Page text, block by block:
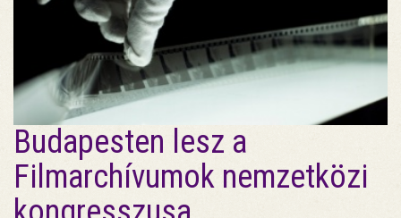
Budapesten lesz a
Filmarchívumok nemzetközi